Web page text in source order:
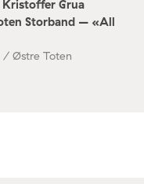
Kristoffer Grua
Storband – «All
/ Østre Toten